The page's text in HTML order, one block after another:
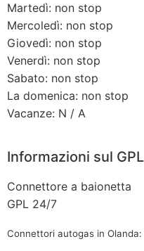
Martedì: non stop
Mercoledì: non stop
Giovedì: non stop
Venerdì: non stop
Sabato: non stop
La domenica: non stop
Vacanze: N / A
Informazioni sul GPL
Connettore a baionetta
GPL 24/7
Connettori autogas in